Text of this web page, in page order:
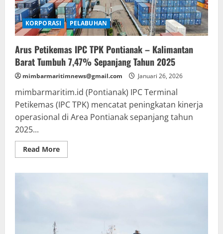
KORPORASI PELABUHAN
Arus Petikemas IPC TPK Pontianak – Kalimantan
Barat Tumbuh 7,47% Sepanjang Tahun 2025
mimbarmaritimnews@gmail.com Januari 26, 2026
mimbarmaritim.id (Pontianak) IPC Terminal
Petikemas (IPC TPK) mencatat peningkatan kinerja
operasional di Area Pontianak sepanjang tahun
2025...
Read MoreRead
more